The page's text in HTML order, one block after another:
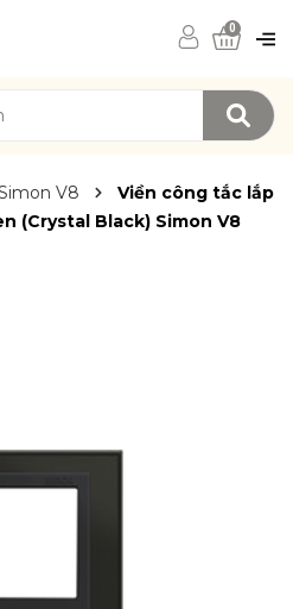
0
V8
Viền công tắc lắp
(Crystal Black) Simon V8